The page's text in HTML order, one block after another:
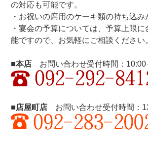
の対応も可能です。
・お祝いの席用のケーキ類の持ち込み
・宴会の予算については、予算上限に
能ですので、お気軽にご相談ください
■本店 お問い合わせ受付時間：10:00
■店屋町店 お問い合わせ受付時間：